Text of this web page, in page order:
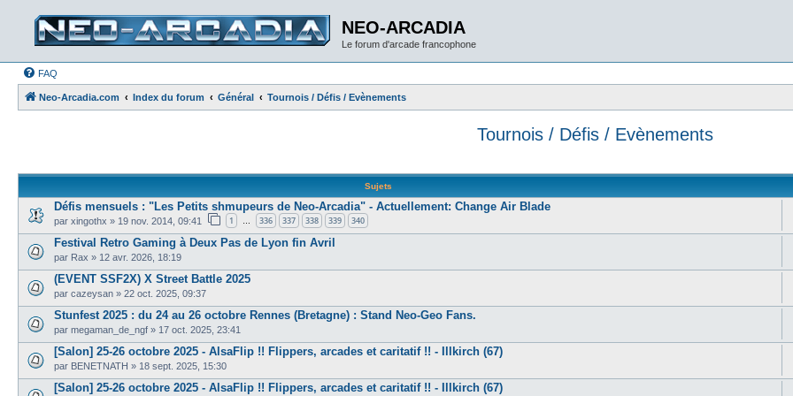
NEO-ARCADIA
Le forum d'arcade francophone
FAQ
Neo-Arcadia.com Index du forum Général Tournois / Défis / Evènements
Tournois / Défis / Evènements
Sujets
Défis mensuels : "Les Petits shmupeurs de Neo-Arcadia" - Actuellement: Change Air Blade
par xingothx » 19 nov. 2014, 09:41 1 … 336 337 338 339 340
Festival Retro Gaming à Deux Pas de Lyon fin Avril
par Rax » 12 avr. 2026, 18:19
(EVENT SSF2X) X Street Battle 2025
par cazeysan » 22 oct. 2025, 09:37
Stunfest 2025 : du 24 au 26 octobre Rennes (Bretagne) : Stand Neo-Geo Fans.
par megaman_de_ngf » 17 oct. 2025, 23:41
[Salon] 25-26 octobre 2025 - AlsaFlip !! Flippers, arcades et caritatif !! - Illkirch (67)
par BENETNATH » 18 sept. 2025, 15:30
[Salon] 25-26 octobre 2025 - AlsaFlip !! Flippers, arcades et caritatif !! - Illkirch (67)